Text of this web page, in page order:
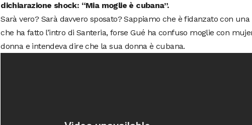
dichiarazione shock: “Mia moglie è cubana”.
Sarà vero? Sarà davvero sposato? Sappiamo che è fidanzato con
che ha fatto l’intro di Santeria, forse Gué ha confuso moglie con
donna e intendeva dire che la sua donna è cubana.